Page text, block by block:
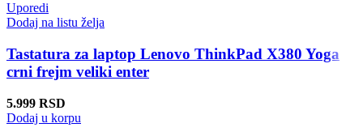
Uporedi
Dodaj na listu želja
Tastatura za laptop Lenovo ThinkPad X380 Yoga
crni frejm veliki enter
5.999 RSD
Dodaj u korpu